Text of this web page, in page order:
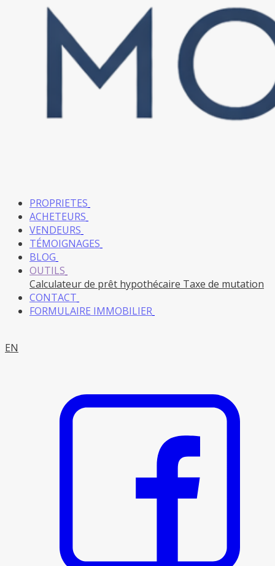
PROPRIETES
ACHETEURS
VENDEURS
TÉMOIGNAGES
BLOG
OUTILS
Calculateur de prêt hypothécaire Taxe de mutation
CONTACT
FORMULAIRE IMMOBILIER
EN